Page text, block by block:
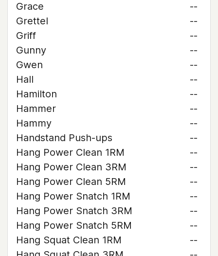
Grace
--
Grettel
--
Griff
--
Gunny
--
Gwen
--
Hall
--
Hamilton
--
Hammer
--
Hammy
--
Handstand Push-ups
--
Hang Power Clean 1RM
--
Hang Power Clean 3RM
--
Hang Power Clean 5RM
--
Hang Power Snatch 1RM
--
Hang Power Snatch 3RM
--
Hang Power Snatch 5RM
--
Hang Squat Clean 1RM
--